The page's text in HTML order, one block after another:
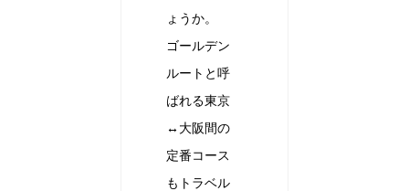
ょうか。
ゴールデン
ルートと呼
ばれる東京
↔︎大阪間の
定番コース
もトラベル